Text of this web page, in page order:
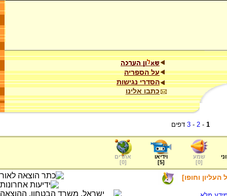
על הספריה
הסדרי נגישות
כתבו אלינו
1
-
2
-
3 דפים
שמע
[
0
]
וידיאו
[
5
]
אתרים
[
0
]
העליון וחופו]